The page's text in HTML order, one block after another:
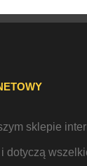
sklepie
dotyczą